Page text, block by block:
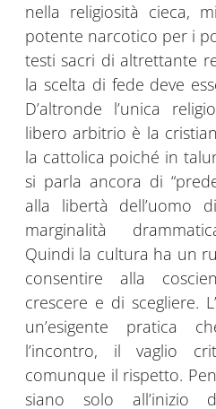
nella religiosità cieca,
potente narcotico per i
testi sacri di altrettante
la scelta di fede deve
D’altronde l’unica
libero arbitrio è la
la cattolica poiché in
si parla ancora di
alla libertà dell’uomo
marginalità
Quindi la cultura ha un
consentire alla
crescere e di scegliere.
un’esigente pratica
l’incontro, il vaglio
comunque il rispetto.
siano solo